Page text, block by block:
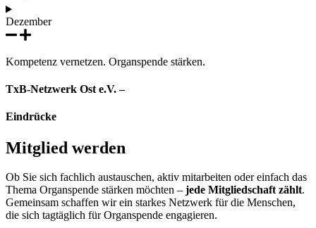
Dezember
Kompetenz vernetzen. Organspende stärken.
TxB-Netzwerk Ost e.V. –
Eindrücke
Mitglied werden
Ob Sie sich fachlich austauschen, aktiv mitarbeiten oder einfach das
Thema Organspende stärken möchten – jede Mitgliedschaft zählt.
Gemeinsam schaffen wir ein starkes Netzwerk für die Menschen,
die sich tagtäglich für Organspende engagieren.